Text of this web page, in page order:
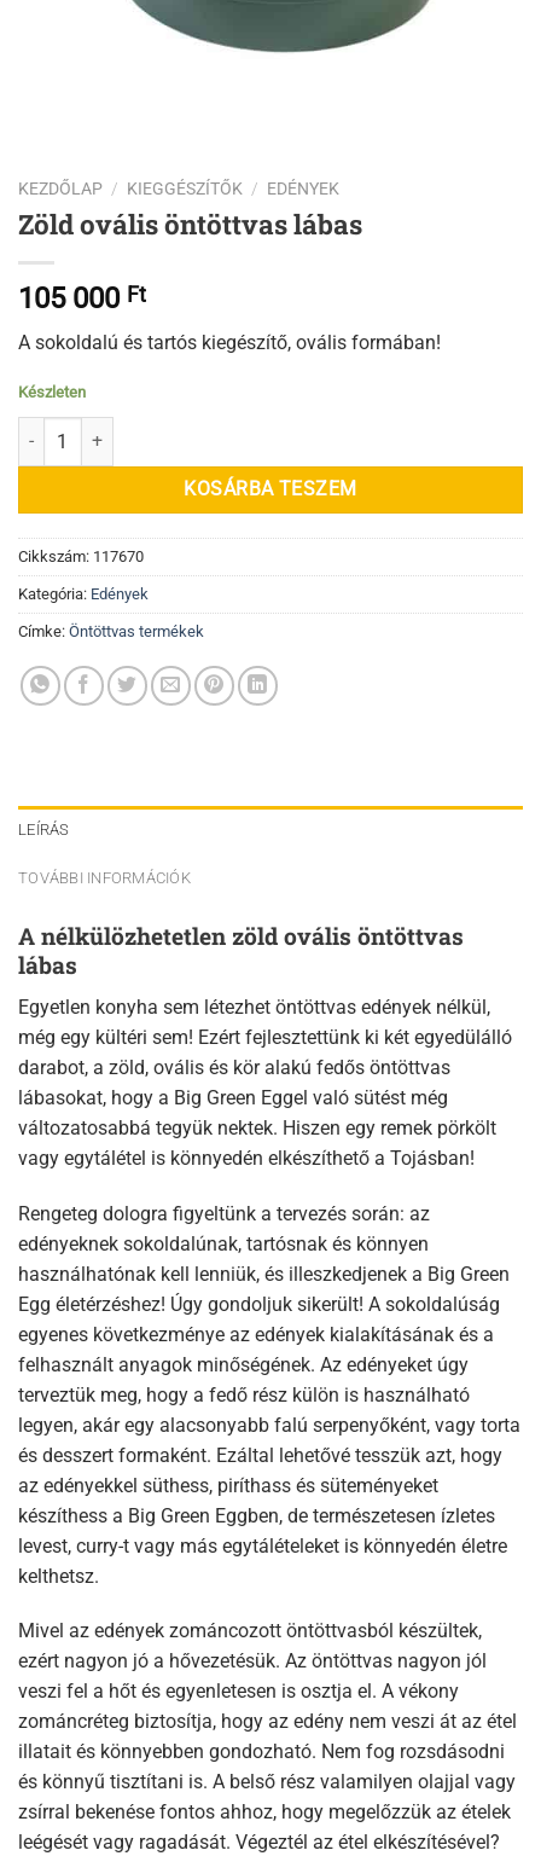
KEZDŐLAP / KIEGGÉSZÍTŐK / EDÉNYEK
Zöld ovális öntöttvas lábas
105 000 Ft
A sokoldalú és tartós kiegészítő, ovális formában!
Készleten
Zöld ovális öntöttvas lábas mennyiség
KOSÁRBA TESZEM
Cikkszám: 117670
Kategória: Edények
Címke: Öntöttvas termékek
LEÍRÁS
TOVÁBBI INFORMÁCIÓK
A nélkülözhetetlen zöld ovális öntöttvas
lábas
Egyetlen konyha sem létezhet öntöttvas edények nélkül,
még egy kültéri sem! Ezért fejlesztettünk ki két egyedülálló
darabot, a zöld, ovális és kör alakú fedős öntöttvas
lábasokat, hogy a Big Green Eggel való sütést még
változatosabbá tegyük nektek. Hiszen egy remek pörkölt
vagy egytálétel is könnyedén elkészíthető a Tojásban!
Rengeteg dologra figyeltünk a tervezés során: az
edényeknek sokoldalúnak, tartósnak és könnyen
használhatónak kell lenniük, és illeszkedjenek a Big Green
Egg életérzéshez! Úgy gondoljuk sikerült! A sokoldalúság
egyenes következménye az edények kialakításának és a
felhasznált anyagok minőségének. Az edényeket úgy
terveztük meg, hogy a fedő rész külön is használható
legyen, akár egy alacsonyabb falú serpenyőként, vagy torta
és desszert formaként. Ezáltal lehetővé tesszük azt, hogy
az edényekkel süthess, piríthass és süteményeket
készíthess a Big Green Eggben, de természetesen ízletes
levest, curry-t vagy más egytálételeket is könnyedén életre
kelthetsz.
Mivel az edények zománcozott öntöttvasból készültek,
ezért nagyon jó a hővezetésük. Az öntöttvas nagyon jól
veszi fel a hőt és egyenletesen is osztja el. A vékony
zománcréteg biztosítja, hogy az edény nem veszi át az étel
illatait és könnyebben gondozható. Nem fog rozsdásodni
és könnyű tisztítani is. A belső rész valamilyen olajjal vagy
zsírral bekenése fontos ahhoz, hogy megelőzzük az ételek
leégését vagy ragadását. Végeztél az étel elkészítésével?